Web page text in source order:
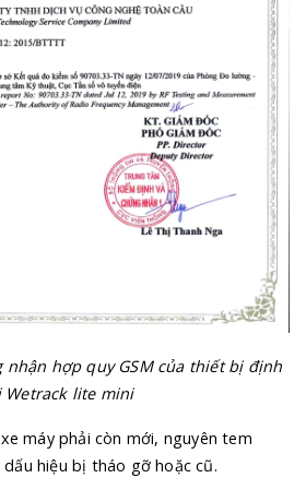
nhận hợp quy GSM của thiết bị định
Wetrack lite mini
máy phải còn mới, nguyên tem
hiệu bị tháo gỡ hoặc cũ.